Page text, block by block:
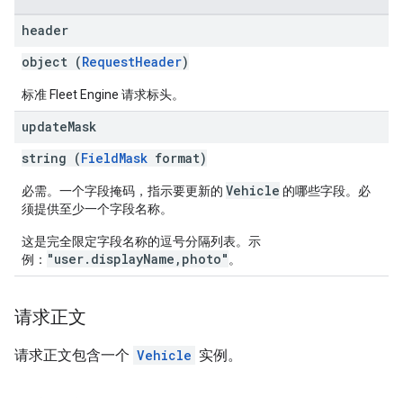
header
object (RequestHeader)
标准 Fleet Engine 请求标头。
updateMask
string (FieldMask format)
必需。一个字段掩码，指示要更新的 Vehicle 的哪些字段。必
须提供至少一个字段名称。
这是完全限定字段名称的逗号分隔列表。示
例： "user.displayName,photo" 。
请求正文
请求正文包含一个 Vehicle 实例。